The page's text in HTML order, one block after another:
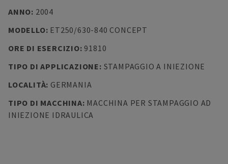
ANNO: 2004
MODELLO: ET250/630-840 CONCEPT
ORE DI ESERCIZIO: 91810
TIPO DI APPLICAZIONE: STAMPAGGIO A INIEZIONE
LOCALITÀ: GERMANIA
TIPO DI MACCHINA: MACCHINA PER STAMPAGGIO AD
INIEZIONE IDRAULICA